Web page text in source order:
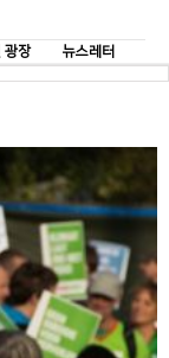
광장 뉴스레터